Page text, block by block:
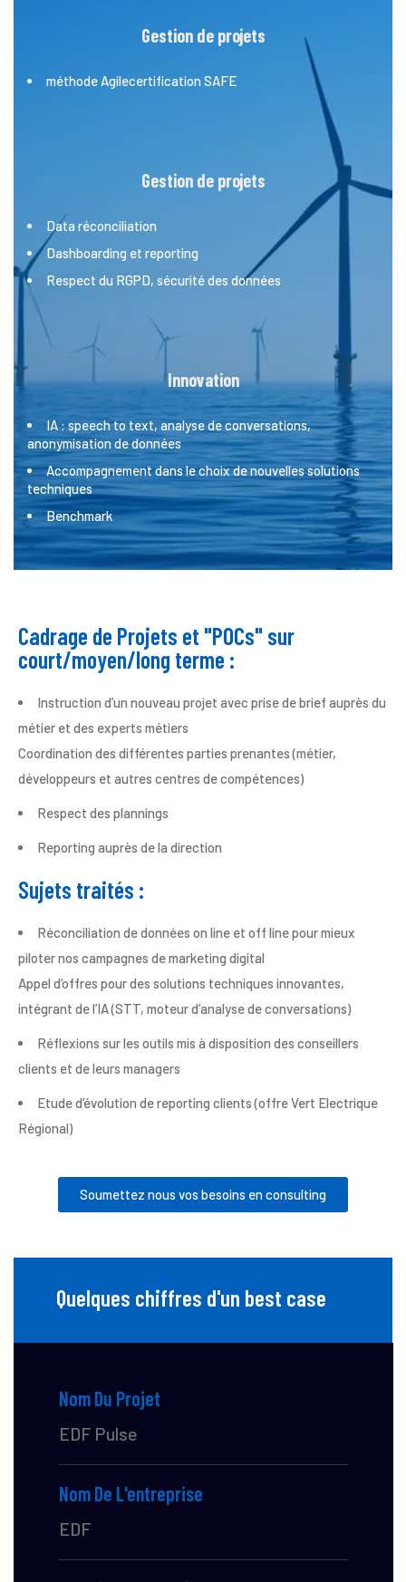
Gestion de projets
méthode Agile​ certification SAFE​
Gestion de projets
Data réconciliation​
Dashboarding et reporting​
Respect du RGPD, sécurité des données​
Innovation
IA : speech to text, analyse de conversations,
anonymisation de données​
Accompagnement dans le choix de nouvelles solutions
techniques
Benchmark​
Cadrage de Projets et "POCs" sur
court/moyen/long terme : ​
Instruction d’un nouveau projet avec prise de brief auprès du
métier et des experts métiers​
Coordination des différentes parties prenantes (métier,
développeurs et autres centres de compétences)​
Respect des plannings​
Reporting auprès de la direction​
Sujets traités :​
Réconciliation de données on line et off line pour mieux
piloter nos campagnes de marketing digital​
Appel d’offres pour des solutions techniques innovantes,
intégrant de l’IA (STT, moteur d’analyse de conversations)​
Réflexions sur les outils mis à disposition des conseillers
clients et de leurs managers​
Etude d’évolution de reporting clients (offre Vert Electrique
Régional)​
Soumettez nous vos besoins en consulting
Quelques chiffres d'un best case
Nom Du Projet
EDF Pulse
Nom De L'entreprise
EDF